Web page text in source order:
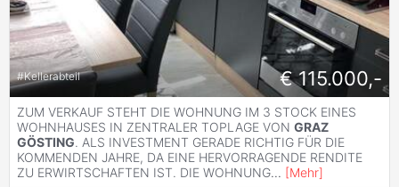
#Kellerabteil € 115.000,-
ZUM VERKAUF STEHT DIE WOHNUNG IM 3 STOCK EINES
WOHNHAUSES IN ZENTRALER TOPLAGE VON GRAZ
GÖSTING. ALS INVESTMENT GERADE RICHTIG FÜR DIE
KOMMENDEN JAHRE, DA EINE HERVORRAGENDE RENDITE
ZU ERWIRTSCHAFTEN IST. DIE WOHNUNG... [Mehr]